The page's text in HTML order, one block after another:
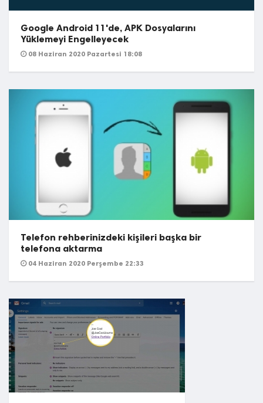
Google Android 11'de, APK Dosyalarını
Yüklemeyi Engelleyecek
08 Haziran 2020 Pazartesi 18:08
Telefon rehberinizdeki kişileri başka bir
telefona aktarma
04 Haziran 2020 Perşembe 22:33